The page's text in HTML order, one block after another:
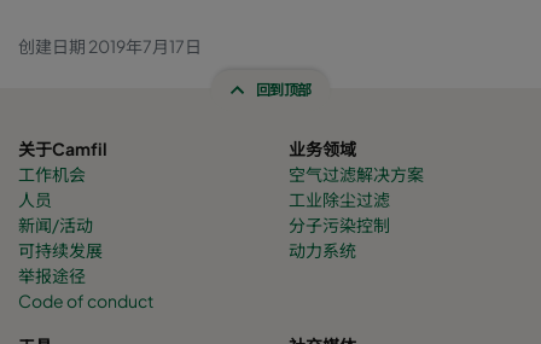
创建日期 2019年7月17日
回到顶部
关于Camfil
工作机会
人员
新闻/活动
可持续发展
举报途径
Code of conduct
业务领域
空气过滤解决方案
工业除尘过滤
分子污染控制
动力系统